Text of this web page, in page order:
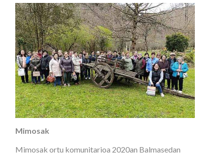
Mimosak
Mimosak ortu komunitarioa 2020an Balmasedan